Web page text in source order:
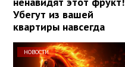
Убегут из вашей
квартиры навсегда
НОВОСТИ